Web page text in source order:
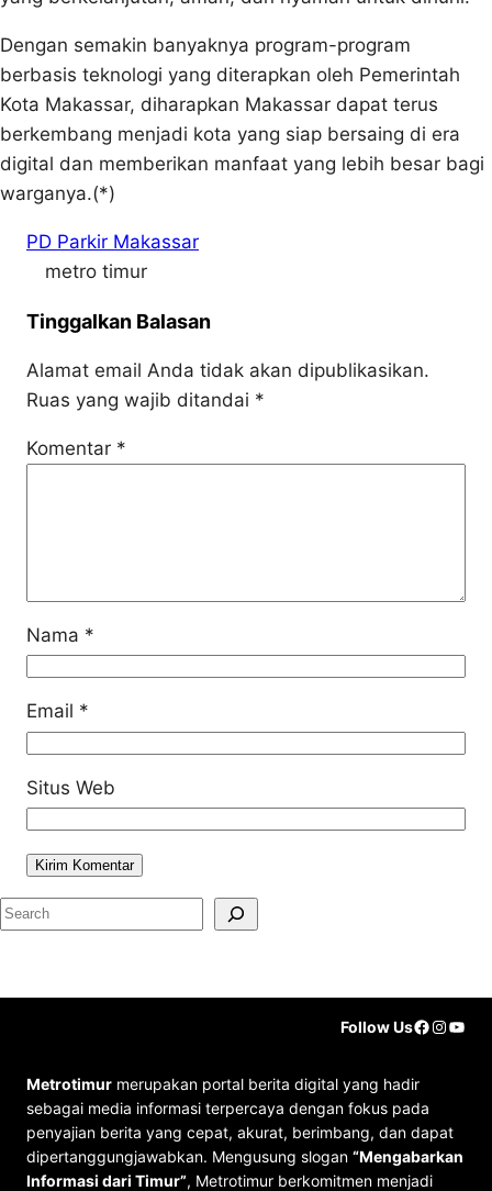
Dengan semakin banyaknya program-program
berbasis teknologi yang diterapkan oleh Pemerintah
Kota Makassar, diharapkan Makassar dapat terus
berkembang menjadi kota yang siap bersaing di era
digital dan memberikan manfaat yang lebih besar bagi
warganya.(*)
PD Parkir Makassar
metro timur
Tinggalkan Balasan
Alamat email Anda tidak akan dipublikasikan.
Ruas yang wajib ditandai *
Komentar *
Nama *
Email *
Situs Web
S
r
Follow Us
Metrotimur merupakan portal berita digital yang hadir
sebagai media informasi terpercaya dengan fokus pada
penyajian berita yang cepat, akurat, berimbang, dan dapat
dipertanggungjawabkan. Mengusung slogan “Mengabarkan
Informasi dari Timur”, Metrotimur berkomitmen menjadi